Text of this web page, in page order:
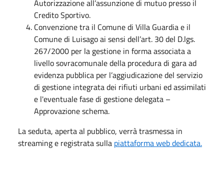
Autorizzazione all’assunzione di mutuo presso il
Credito Sportivo.
Convenzione tra il Comune di Villa Guardia e il
Comune di Luisago ai sensi dell’art. 30 del D.lgs.
267/2000 per la gestione in forma associata a
livello sovracomunale della procedura di gara ad
evidenza pubblica per l’aggiudicazione del servizio
di gestione integrata dei rifiuti urbani ed assimilati
e l'eventuale fase di gestione delegata –
Approvazione schema.
La seduta, aperta al pubblico, verrà trasmessa in
streaming e registrata sulla piattaforma web dedicata.